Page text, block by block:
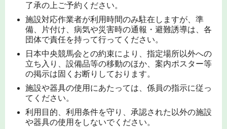
了承の上ご予約ください。
施設対応作業者が利用時間のみ駐在しますが、準
備、片付け、病気や災害時の通報・避難誘導は、各
団体で責任を持って行ってください。
日本中央競馬会との約束により、指定場所以外への
立ち入り、設備品等の移動のほか、案内ポスター等
の掲示は固くお断りしております。
施設や器具の使用にあたっては、係員の指示に従っ
てください。
利用目的、利用条件を守り、承認された以外の施設
や器具の使用をしないでください。